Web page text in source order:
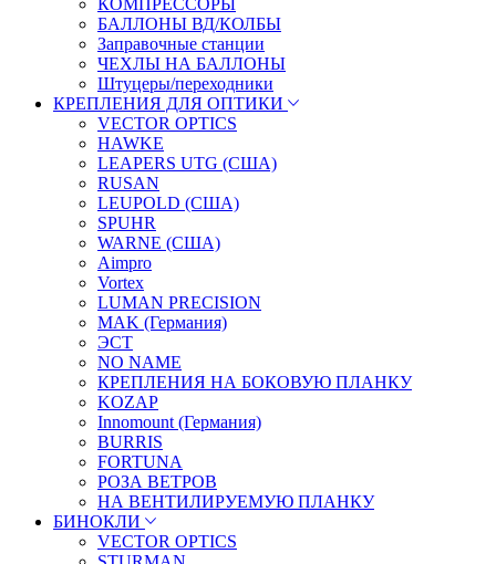
БАЛЛОНЫ ВД/КОЛБЫ
Заправочные станции
ЧЕХЛЫ НА БАЛЛОНЫ
Штуцеры/переходники
КРЕПЛЕНИЯ ДЛЯ ОПТИКИ
VECTOR OPTICS
HAWKE
LEAPERS UTG (США)
RUSAN
LEUPOLD (США)
SPUHR
WARNE (США)
Aimpro
Vortex
LUMAN PRECISION
MAK (Германия)
ЭСТ
NO NAME
КРЕПЛЕНИЯ НА БОКОВУЮ ПЛАНКУ
KOZAP
Innomount (Германия)
BURRIS
FORTUNA
РОЗА ВЕТРОВ
НА ВЕНТИЛИРУЕМУЮ ПЛАНКУ
БИНОКЛИ
VECTOR OPTICS